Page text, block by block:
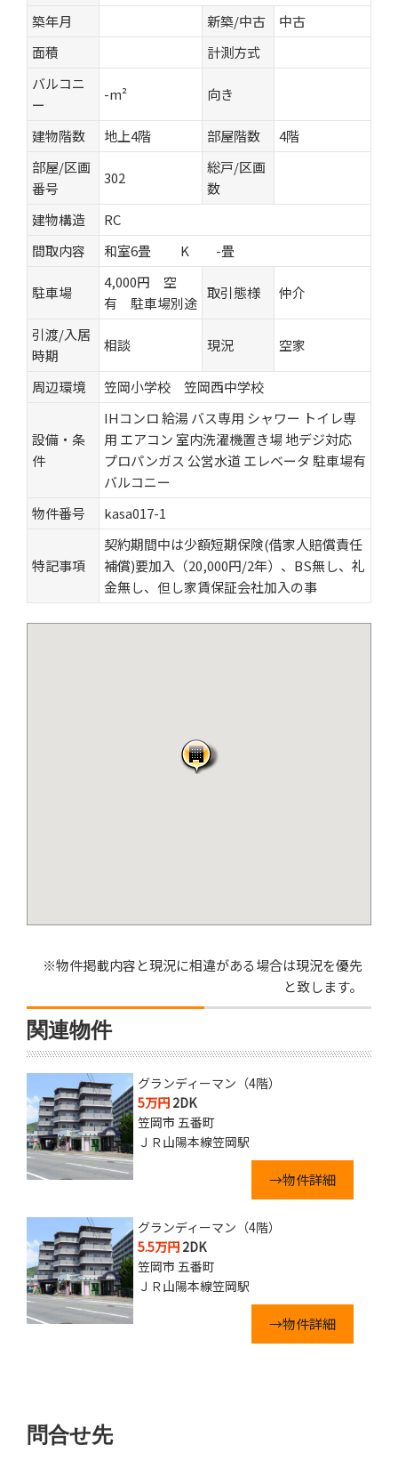
築年月
新築/中古
中古
面積
計測方式
バルコニ
ー
-m² 向き
建物階数 地上4階 部屋階数
4階
部屋/区画
番号
302
総戸/区画
数
建物構造
RC
間取内容
和室6畳 K -畳
駐車場
4,000円 空
有 駐車場別途
取引態様 仲介
引渡/入居
時期
相談 現況 空家
周辺環境 笠岡小学校 笠岡西中学校
設備・条
件
IHコンロ給湯 バス専用 シャワー トイレ専
用 エアコン 室内洗濯機置き場地デジ対応
プロパンガス 公営水道エレベータ 駐車場有
バルコニー
物件番号
kasa017-1
特記事項
契約期間中は少額短期保険(借家人賠償責任
補償)要加入（20,000円/2年）、BS無し、礼
金無し、但し家賃保証会社加入の事
※物件掲載内容と現況に相違がある場合は現況を優先
と致します。
関連物件
グランディーマン（4階）
5万円 2DK
笠岡市 五番町
ＪＲ山陽本線笠岡駅
→物件詳細
グランディーマン（4階）
5.5万円 2DK
笠岡市 五番町
ＪＲ山陽本線笠岡駅
→物件詳細
問合せ先